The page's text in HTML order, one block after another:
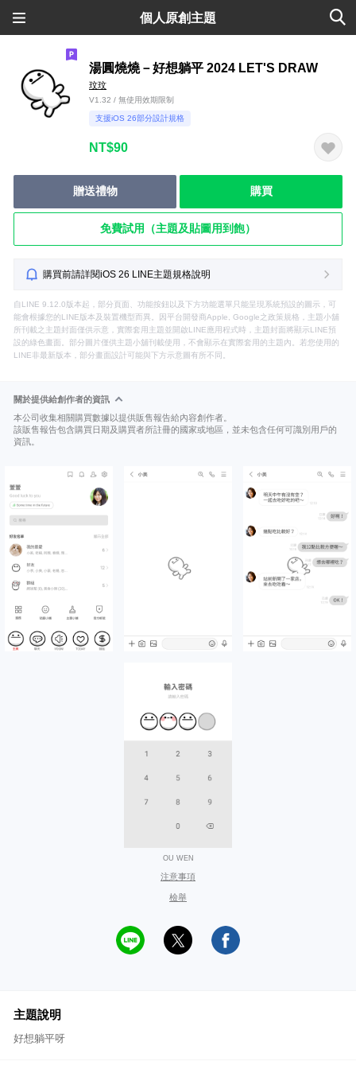
個人原創主題
湯圓燒燒－好想躺平 2024 LET'S DRAW
玟玟
V1.32 / 無使用效期限制
支援iOS 26部分設計規格
NT$90
贈送禮物 購買
免費試用（主題及貼圖用到飽）
購買前請詳閱iOS 26 LINE主題規格說明
自LINE 9.12.0版本起，部分頁面、功能按鈕以及下方功能選單只能呈現系統預設的圖示，可
能會根據您的LINE版本及裝置機型而異。因平台開發商Apple, Google之政策規格，主題小舖
所刊載之主題封面僅供示意，實際套用主題並開啟LINE應用程式時，主題封面將顯示LINE預
設的綠色畫面。部分圖片僅供主題小舖刊載使用，不會顯示在實際套用的主題內。若您使用的
LINE非最新版本，部分畫面設計可能與下方示意圖有所不同。
關於提供給創作者的資訊
本公司收集相關購買數據以提供販售報告給內容創作者。
該販售報告包含購買日期及購買者所註冊的國家或地區，並未包含任何可識別用戶的
資訊。
OU WEN
注意事項
檢舉
主題說明
好想躺平呀